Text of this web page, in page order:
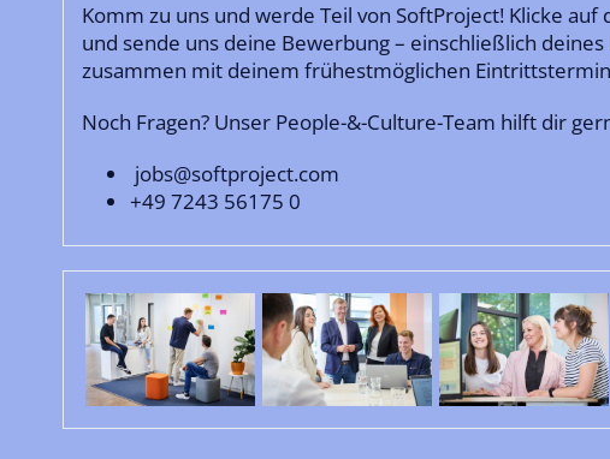
Komm zu uns und werde Teil von SoftProject! Klicke
und sende uns deine Bewerbung – einschließlich
zusammen mit deinem frühestmöglichen
Noch Fragen? Unser People-&-Culture-Team hilft dir
jobs@softproject.com
+49 7243 56175 0